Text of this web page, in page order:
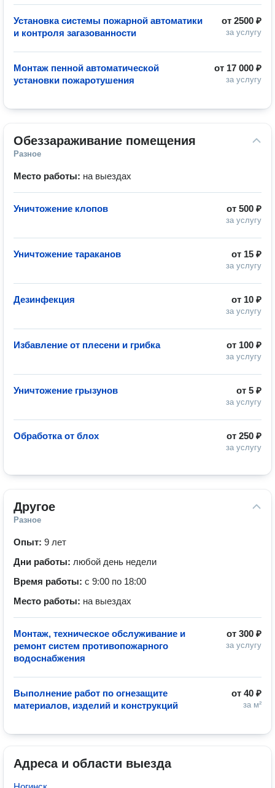
от 2500 ₽
за услугу
Установка системы пожарной автоматики
и контроля загазованности
от 17 000 ₽
за услугу
Монтаж пенной автоматической
установки пожаротушения
Обеззараживание помещения
Разное
Место работы: на выездах
от 500 ₽
за услугу
Уничтожение клопов
от 15 ₽
за услугу
Уничтожение тараканов
от 10 ₽
за услугу
Дезинфекция
от 100 ₽
за услугу
Избавление от плесени и грибка
от 5 ₽
за услугу
Уничтожение грызунов
от 250 ₽
за услугу
Обработка от блох
Другое
Разное
Опыт: 9 лет
Дни работы: любой день недели
Время работы: с 9:00 по 18:00
Место работы: на выездах
от 300 ₽
за услугу
Монтаж, техническое обслуживание и
ремонт систем противопожарного
водоснабжения
от 40 ₽
за м²
Выполнение работ по огнезащите
материалов, изделий и конструкций
Адреса и области выезда